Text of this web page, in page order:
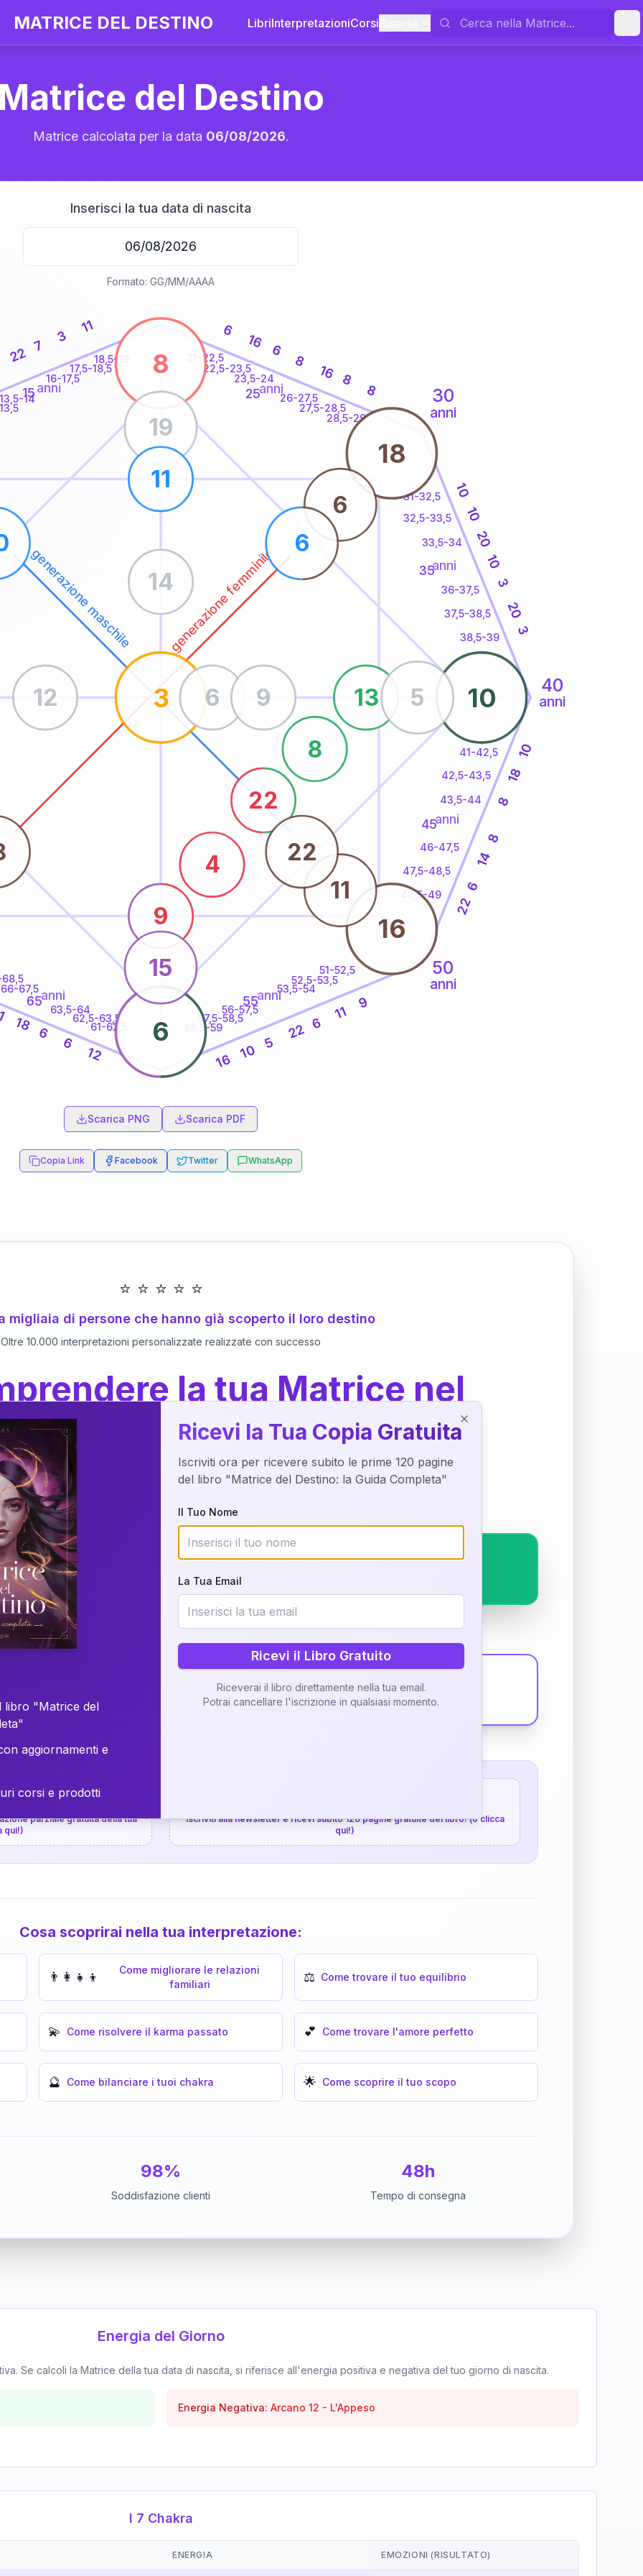
MATRICE DEL DESTINO LibriInterpretazioniCorsi
Matrice del Destino
Matrice calcolata per la data 06/08/2026.
Inserisci la tua data di nascita
Formato: GG/MM/AAAA
generazione maschile generazione femminile
20
30
anni
40
anni
50
anni
anni
13,5-14
16-17,5
17,5-18,5
18,5-19 21-22,5
22,5-23,5
23,5-24
26-27,5
27,5-28,5
28,5-29
31-32,5
32,5-33,5
33,5-34
36-37,5
37,5-38,5
38,5-39
41-42,5
42,5-43,5
43,5-44
46-47,5
47,5-48,5
48,5-49
51-52,5
52,5-53,5
53,5-54
56-57,5
57,5-58,5
58,5-59
61-62,5
62,5-63,5
63,5-64
66-67,5
68,5
22 7
3
11 6
16 6
8
16 8
8
10
10
20
10
3
20
3
10
18
8
8
14
6
22
9
11
6
22
5
10
16
12
6
6
18
8
10
6
3
18
16
9
4
22
8
13
19
5
15
11
6 9
12
14
6
6
11
22
15anni 25anni
35anni
45anni
55anni
65anni
Scarica PNG Scarica PDF
Copia Link Facebook Twitter WhatsApp
⭐ ⭐ ⭐ ⭐ ⭐
migliaia di persone che hanno già scoperto il loro destino
Oltre 10.000 interpretazioni personalizzate realizzate con successo
la tua Matrice nel
dettaglio?
della tua Matrice del Destino attraverso una nostra interpretazione
o studiando attraverso il manuale completo.
Richiedi Interpretazione
✨ Interpretazione personalizzata
Scopri il Libro
gratuita
parziale gratuita della tua
qui!)
Iscriviti alla newsletter e ricevi subito 120 pagine gratuite del libro! (o clicca
qui!)
Cosa scoprirai nella tua interpretazione:
👨‍👩‍👧‍👦
Come migliorare le relazioni
familiari
⚖️ Come trovare il tuo equilibrio
💫 Come risolvere il karma passato 💕 Come trovare l'amore perfetto
🔮 Come bilanciare i tuoi chakra 🌟 Come scoprire il tuo scopo
98%
Soddisfazione clienti
48h
Tempo di consegna
Energia del Giorno
Se calcoli la Matrice della tua data di nascita, si riferisce all'energia positiva e negativa del tuo giorno di nascita.
Energia Negativa: Arcano 12 - L'Appeso
I 7 Chakra
ENERGIA EMOZIONI (RISULTATO)
del Libro
libro "Matrice del
aggiornamenti e
corsi e prodotti
Ricevi la Tua Copia Gratuita
Iscriviti ora per ricevere subito le prime 120 pagine
del libro "Matrice del Destino: la Guida Completa"
Il Tuo Nome
La Tua Email
Ricevi il Libro Gratuito
Riceverai il libro direttamente nella tua email.
Potrai cancellare l'iscrizione in qualsiasi momento.